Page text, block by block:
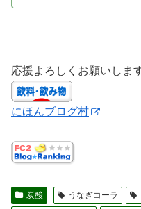
応援よろしくお願いしま
にほんブログ村
炭酸 うなぎコーラ